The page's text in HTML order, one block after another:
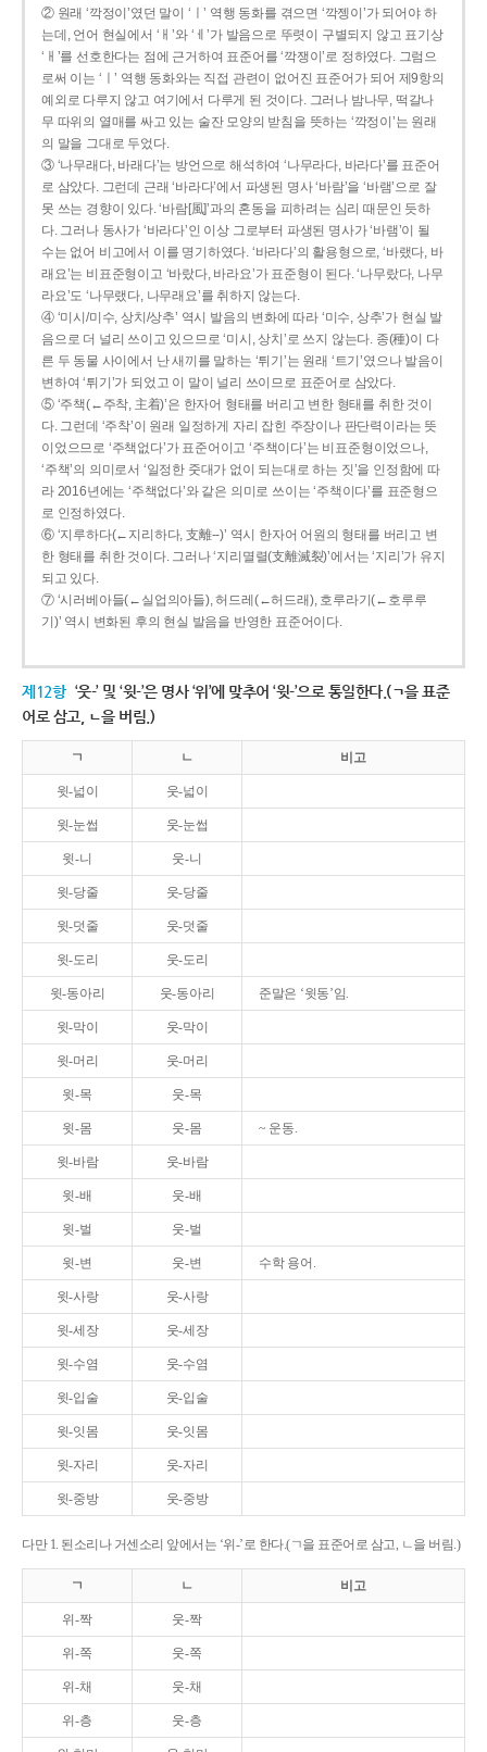
② 원래 ‘깍정이’였던 말이 ‘ㅣ’ 역행 동화를 겪으면 ‘깍젱이’가 되어야 하
는데, 언어 현실에서 ‘ㅐ’와 ‘ㅔ’가 발음으로 뚜렷이 구별되지 않고 표기상
‘ㅐ’를 선호한다는 점에 근거하여 표준어를 ‘깍쟁이’로 정하였다. 그럼으
로써 이는 ‘ㅣ’ 역행 동화와는 직접 관련이 없어진 표준어가 되어 제9항의
예외로 다루지 않고 여기에서 다루게 된 것이다. 그러나 밤나무, 떡갈나
무 따위의 열매를 싸고 있는 술잔 모양의 받침을 뜻하는 ‘깍정이’는 원래
의 말을 그대로 두었다.
③ ‘나무래다, 바래다’는 방언으로 해석하여 ‘나무라다, 바라다’를 표준어
로 삼았다. 그런데 근래 ‘바라다’에서 파생된 명사 ‘바람’을 ‘바램’으로 잘
못 쓰는 경향이 있다. ‘바람[風]’과의 혼동을 피하려는 심리 때문인 듯하
다. 그러나 동사가 ‘바라다’인 이상 그로부터 파생된 명사가 ‘바램’이 될
수는 없어 비고에서 이를 명기하였다. ‘바라다’의 활용형으로, ‘바랬다, 바
래요’는 비표준형이고 ‘바랐다, 바라요’가 표준형이 된다. ‘나무랐다, 나무
라요’도 ‘나무랬다, 나무래요’를 취하지 않는다.
④ ‘미시/미수, 상치/상추’ 역시 발음의 변화에 따라 ‘미수, 상추’가 현실 발
음으로 더 널리 쓰이고 있으므로 ‘미시, 상치’로 쓰지 않는다. 종(種)이 다
른 두 동물 사이에서 난 새끼를 말하는 ‘튀기’는 원래 ‘트기’였으나 발음이
변하여 ‘튀기’가 되었고 이 말이 널리 쓰이므로 표준어로 삼았다.
⑤ ‘주책(←주착, 主着)’은 한자어 형태를 버리고 변한 형태를 취한 것이
다. 그런데 ‘주착’이 원래 일정하게 자리 잡힌 주장이나 판단력이라는 뜻
이었으므로 ‘주책없다’가 표준어이고 ‘주책이다’는 비표준형이었으나,
‘주책’의 의미로서 ‘일정한 줏대가 없이 되는대로 하는 짓’을 인정함에 따
라 2016년에는 ‘주책없다’와 같은 의미로 쓰이는 ‘주책이다’를 표준형으
로 인정하였다.
⑥ ‘지루하다(←지리하다, 支離--)’ 역시 한자어 어원의 형태를 버리고 변
한 형태를 취한 것이다. 그러나 ‘지리멸렬(支離滅裂)’에서는 ‘지리’가 유지
되고 있다.
⑦ ‘시러베아들(←실업의아들), 허드레(←허드래), 호루라기(←호루루
기)’ 역시 변화된 후의 현실 발음을 반영한 표준어이다.
제12항 ‘웃-’ 및 ‘윗-’은 명사 ‘위’에 맞추어 ‘윗-’으로 통일한다.(ㄱ을 표준
어로 삼고, ㄴ을 버림.)
ㄱ ㄴ 비고
윗-넓이 웃-넓이
윗-눈썹 웃-눈썹
윗-니 웃-니
윗-당줄 웃-당줄
윗-덧줄 웃-덧줄
윗-도리 웃-도리
윗-동아리 웃-동아리 준말은 ‘윗동’임.
윗-막이 웃-막이
윗-머리 웃-머리
윗-목 웃-목
윗-몸 웃-몸 ~ 운동.
윗-바람 웃-바람
윗-배 웃-배
윗-벌 웃-벌
윗-변 웃-변 수학 용어.
윗-사랑 웃-사랑
윗-세장 웃-세장
윗-수염 웃-수염
윗-입술 웃-입술
윗-잇몸 웃-잇몸
윗-자리 웃-자리
윗-중방 웃-중방
다만 1. 된소리나 거센소리 앞에서는 ‘위-’로 한다.(ㄱ을 표준어로 삼고, ㄴ을 버림.)
ㄱ ㄴ 비고
위-짝 웃-짝
위-쪽 웃-쪽
위-채 웃-채
위-층 웃-층